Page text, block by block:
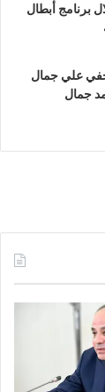
برنامج أبطال
علي جمال
جمال